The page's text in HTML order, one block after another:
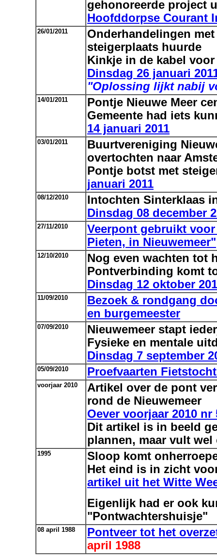
gehonoreerde project
Hoofddorpse Courant
26/01/2011
Onderhandelingen
steigerplaats huurde
Kinkje in de kabel
Dinsdag 26 januari
"Oplossing lijkt nabij
14/01/2011
Pontje Nieuwe Meer
Gemeente had iets
14 januari 2011
03/01/2011
Buurtvereniging
overtochten naar
Pontje botst met
januari 2011
08/12/2010
Intochten Sinterklaas
Dinsdag 08 december
27/11/2010
Veerpont gebruikt
Pieten, in Nieuwemeer"
12/10/2010
Nog even wachten tot
Pontverbinding komt
Dinsdag 12 oktober
11/09/2010
Bezoek & rondgang
en burgemeester
07/09/2010
Nieuwemeer stapt
Fysieke en mentale
Dinsdag 7 september
05/09/2010 Proefvaarten
voorjaar 2010
Artikel over de pont
rond de Nieuwemeer
Oever voorjaar 2010 nr
Dit artikel is in beeld
plannen, maar vult
1995
Sloop komt
Het eind is in zicht
artikel uit het Witte
Eigenlijk had er ook
"Pontwachtershuisje"
08 april 1988
Pontveer tot het
april 1988